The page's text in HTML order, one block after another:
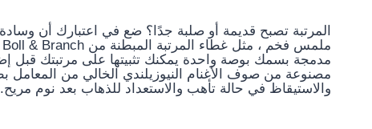
مدمجة بسمك بوصة واحدة يمكنك تثبيتها على مرتبتك قبل
مصنوعة من صوف الأغنام النيوزيلندي الخالي من المعامل
والاستيقاظ في حالة تأهب والاستعداد للذهاب بعد نوم مريح.